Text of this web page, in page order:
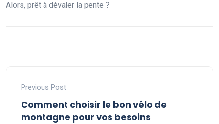
Alors, prêt à dévaler la pente ?
Previous Post
Comment choisir le bon vélo de
montagne pour vos besoins